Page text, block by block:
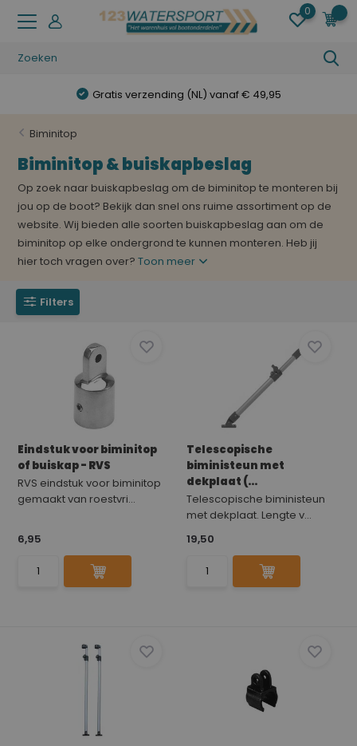
0
Gratis verzending (NL) vanaf € 49,95
Biminitop
Biminitop & buiskapbeslag
Op zoek naar buiskapbeslag om de biminitop te monteren bij
jou op de boot? Bekijk dan snel ons ruime assortiment op de
website. Wij bieden alle soorten buiskapbeslag aan om de
biminitop op elke ondergrond te kunnen monteren. Heb jij
hier toch vragen over?Toon meer
Filters
Eindstuk voor biminitop
of buiskap - RVS
RVS eindstuk voor biminitop
gemaakt van roestvri...
6,95
Telescopische
biministeun met
dekplaat (...
Telescopische biministeun
met dekplaat. Lengte v...
19,50